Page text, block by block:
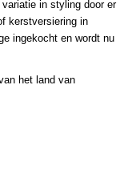
in styling door er
kerstversiering in
ingekocht en wordt nu
het land van